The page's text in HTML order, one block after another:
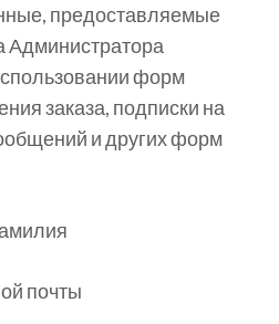
предоставляемые
Администратора
форм
заказа, подписки на
и других форм
почты